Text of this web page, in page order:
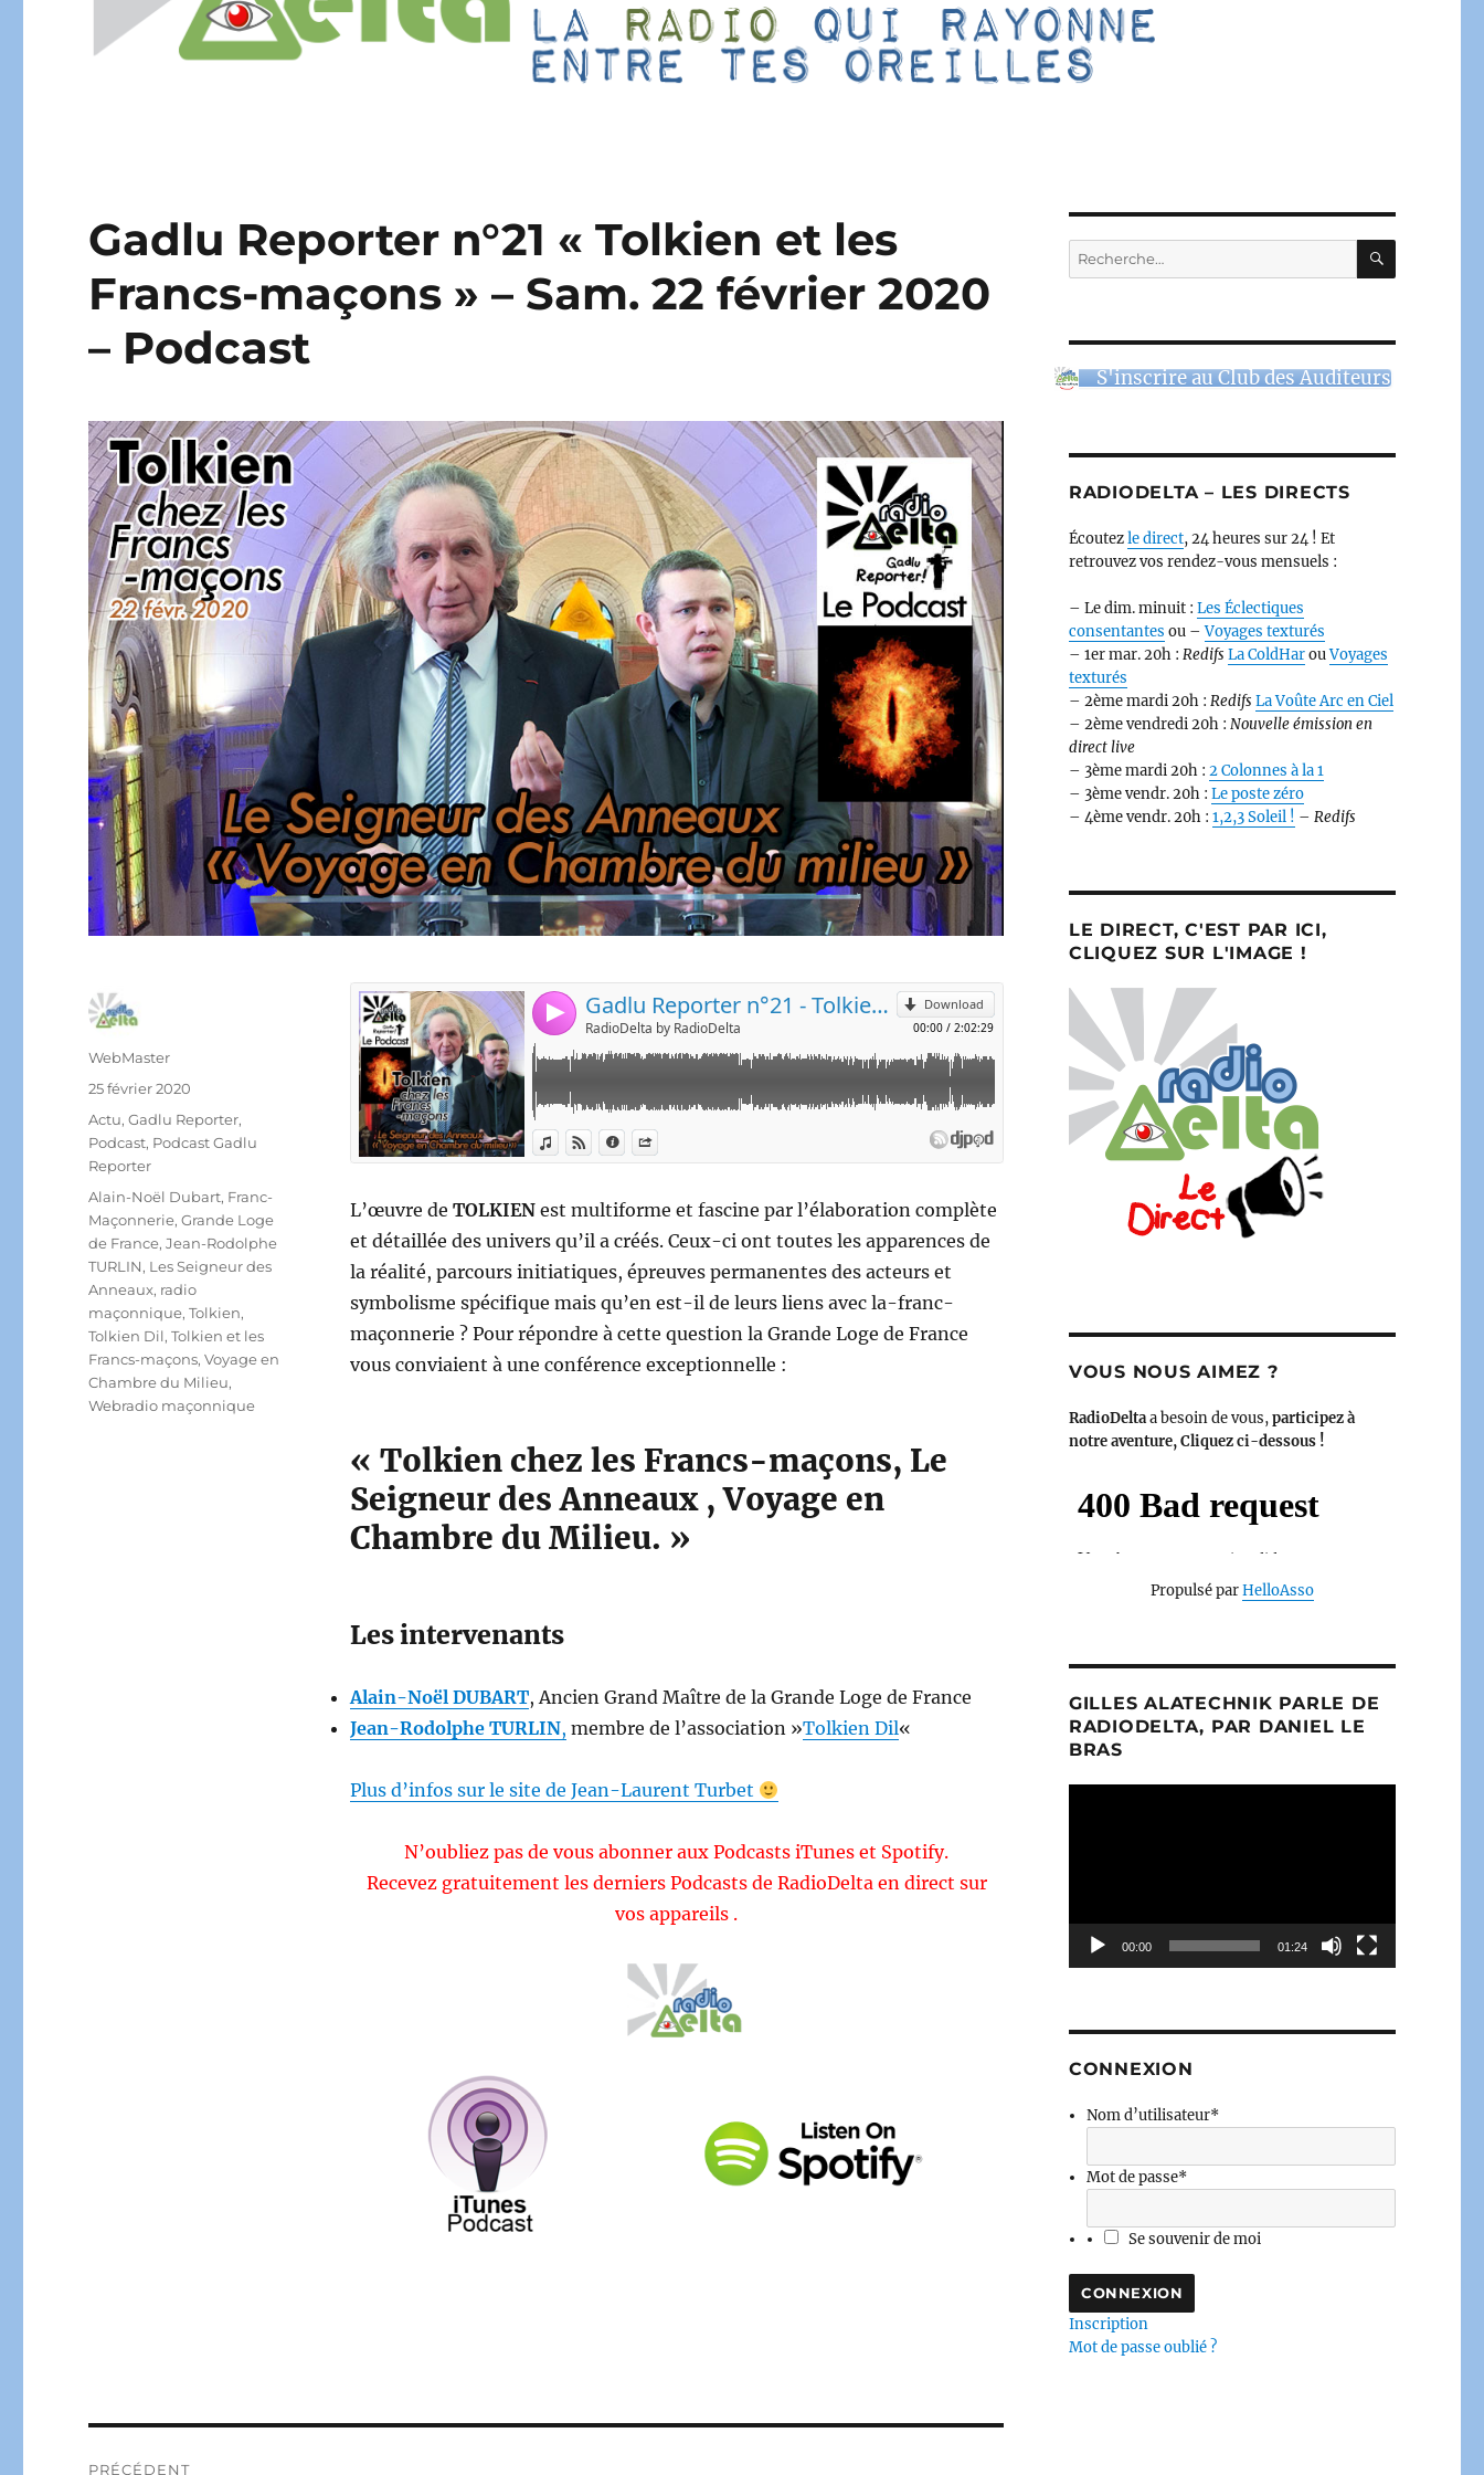
Gadlu Reporter n°21 « Tolkien et les
Francs-maçons » – Sam. 22 février 2020
– Podcast
L’œuvre de TOLKIENest multiforme et fascine par l’élaboration complète
et détaillée des univers qu’il a créés. Ceux-ci ont toutes les apparences de
la réalité, parcours initiatiques, épreuves permanentes des acteurs et
symbolisme spécifique mais qu’en est-il de leurs liens avec la-franc-
maçonnerie ? Pour répondre à cette question la Grande Loge de France
vous conviaient à une conférence exceptionnelle :
« Tolkien chez les Francs-maçons, Le
Seigneur des Anneaux , Voyage en
Chambre du Milieu. »
Les intervenants
Alain-Noël DUBART, Ancien Grand Maître de la Grande Loge de France
Jean-Rodolphe TURLIN, membre de l’association »Tolkien Dil«
Plus d’infos sur le site de Jean-Laurent Turbet
N’oubliez pas de vous abonner aux Podcasts iTunes et Spotify.
Recevez gratuitement les derniers Podcasts de RadioDelta en direct sur
vos appareils .
Auteur
WebMaster
Publié
le
25 février 2020
Catégories
Actu,Gadlu Reporter,
Podcast, Podcast Gadlu
Reporter
Étiquettes
Alain-Noël Dubart, Franc-
Maçonnerie,Grande Loge
de France,Jean-Rodolphe
TURLIN, Les Seigneur des
Anneaux, radio
maçonnique,Tolkien,
Tolkien Dil,Tolkien et les
Francs-maçons,Voyage en
Chambre du Milieu,
Webradio maçonnique
PRÉCÉDENT
Recherche
pour :
S'inscrire au Club des Auditeurs
RADIODELTA – LES DIRECTS
Écoutezle direct, 24 heures sur 24 ! Et
retrouvez vos rendez-vous mensuels :
– Le dim. minuit : Les Éclectiques
consentantes ou –Voyages texturés
– 1er mar. 20h : Redifs La ColdHarouVoyages
texturés
– 2ème mardi 20h : Redifs La Voûte Arc en Ciel
– 2ème vendredi 20h : Nouvelle émission en
direct live
– 3ème mardi 20h : 2 Colonnes à la 1
– 3ème vendr. 20h : Le poste zéro
– 4ème vendr. 20h : 1,2,3 Soleil ! – Redifs
LE DIRECT, C'EST PAR ICI,
CLIQUEZ SUR L'IMAGE !
VOUS NOUS AIMEZ ?
RadioDeltaa besoin de vous,participez à
notre aventure, Cliquez ci-dessous !
Propulsé parHelloAsso
GILLES ALATECHNIK PARLE DE
RADIODELTA, PAR DANIEL LE
BRAS
00:00 01:24
CONNEXION
Nom d’utilisateur*
Mot de passe*
Se souvenir de moi
Inscription
Mot de passe oublié ?